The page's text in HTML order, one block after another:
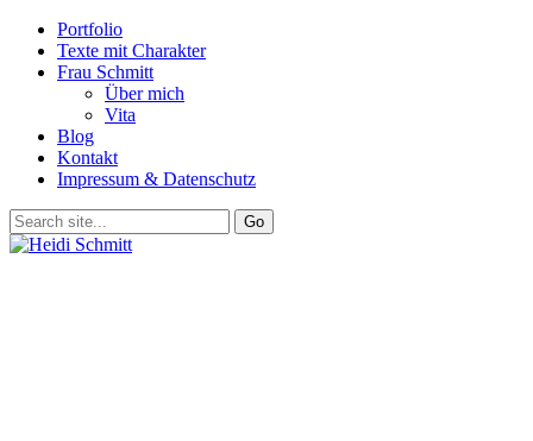
Portfolio
Texte mit Charakter
Frau Schmitt
Über mich
Vita
Blog
Kontakt
Impressum & Datenschutz